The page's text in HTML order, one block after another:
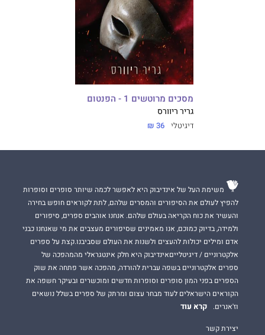
מסכים מרוטשים 1 - הפנטום
גריר ריוורס
דיגיטלי 36 ₪
משימת העל של אינדיבוק היא לאפשר לכמה שיותר סופרים וסופרות
להפיץ לעולם את הסיפורים והמסרים שלהם, לתת לקוראים חופש בחירה
והעשיר את כוח הקריאה בעולם שלהם. אנחנו אוהבים ספרים, סיפורים
ולמידה, בדיוק כמוכם, אנו מאמינים שסיפורים מעצבים את מי שאנחנו כבני
אדם ומילים יכולות להעצים ולשנות את העולם שסביבנו.קצת על ספרים
אלקטרוניים / דיגיטלייםאינדיבוק היא חלק אינטגראלי מהמהפכה של
ספרים אלקטרוניים בשפה עברית להורדה, מהפכה אשר פתחה את שוק
הספרים בפני המון סופרים וסופרות חדשים ומוכשרים ובעיקר חשפה את
הקוראים הישראלים לעוד מבחר עצום ומרתק של ספרים בשלל נושאים
וז'אנרים.
קרא עוד
יצירת קשר